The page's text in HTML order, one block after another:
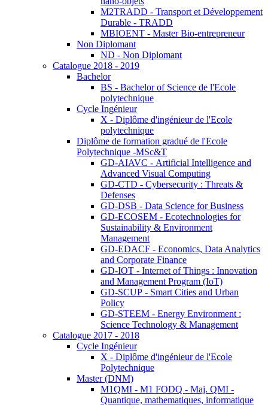
M2TRADD - Transport et Développement
Durable - TRADD
MBIOENT - Master Bio-entrepreneur
Non Diplomant
ND - Non Diplomant
Catalogue 2018 - 2019
Bachelor
BS - Bachelor of Science de l'Ecole
polytechnique
Cycle Ingénieur
X - Diplôme d'ingénieur de l'Ecole
polytechnique
Diplôme de formation gradué de l'Ecole
Polytechnique -MSc&T
GD-AIAVC - Artificial Intelligence and
Advanced Visual Computing
GD-CTD - Cybersecurity : Threats &
Defenses
GD-DSB - Data Science for Business
GD-ECOSEM - Ecotechnologies for
Sustainability & Environment
Management
GD-EDACF - Economics, Data Analytics
and Corporate Finance
GD-IOT - Internet of Things : Innovation
and Management Program (IoT)
GD-SCUP - Smart Cities and Urban
Policy
GD-STEEM - Energy Environment :
Science Technology & Management
Catalogue 2017 - 2018
Cycle Ingénieur
X - Diplôme d'ingénieur de l'Ecole
Polytechnique
Master (DNM)
M1QMI - M1 FODQ - Maj. QMI -
Quantique, mathematiques, informatique